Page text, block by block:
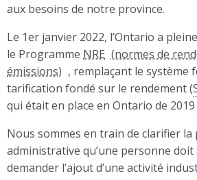
aux besoins de notre province.
Le 1er janvier 2022, l’Ontario a
le Programme NRE
, remplaçant le système
tarification fondé sur le rendement (
qui était en place en Ontario de 2019
Nous sommes en train de clarifier la
administrative qu’une personne
demander l’ajout d’une activité